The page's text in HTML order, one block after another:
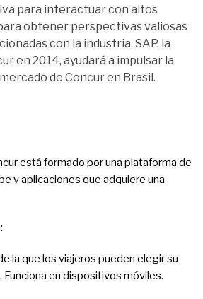
para interactuar con altos
obtener perspectivas valiosas
con la industria. SAP, la
en 2014, ayudará a impulsar la
de Concur en Brasil.
está formado por una plataforma de
y aplicaciones que adquiere una
la que los viajeros pueden elegir su
Funciona en dispositivos móviles.